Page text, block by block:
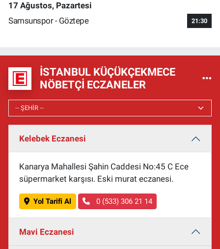
17 Ağustos, Pazartesi
Samsunspor - Göztepe
21:30
İSTANBUL KÜÇÜKÇEKMECE
NÖBETÇI ECZANELER
Kelebek Eczanesi
Kanarya Mahallesi Şahin Caddesi No:45 C Ece
süpermarket karşısı. Eski murat eczanesi.
Yol Tarifi Al 0 (533) 306 21 14
Mavi Eczanesi